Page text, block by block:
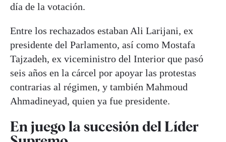
día de la votación.
Entre los rechazados estaban Ali Larijani, ex
presidente del Parlamento, así como Mostafa
Tajzadeh, ex viceministro del Interior que pasó
seis años en la cárcel por apoyar las protestas
contrarias al régimen, y también Mahmoud
Ahmadineyad, quien ya fue presidente.
En juego la sucesión del Líder